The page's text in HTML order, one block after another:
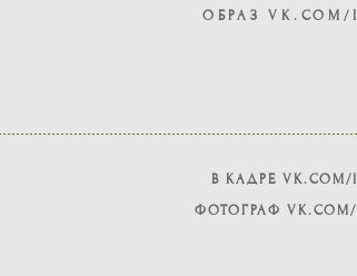
ОБРАЗ VK.COM/
В КАДРЕ VK.COM/
ФОТОГРАФ VK.COM/